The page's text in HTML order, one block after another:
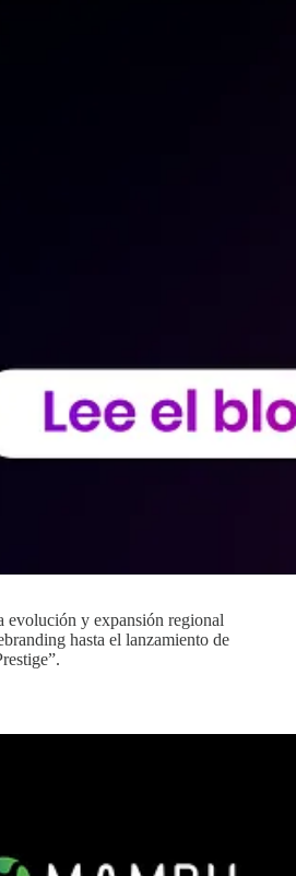
evolución y expansión regional
hasta el lanzamiento de